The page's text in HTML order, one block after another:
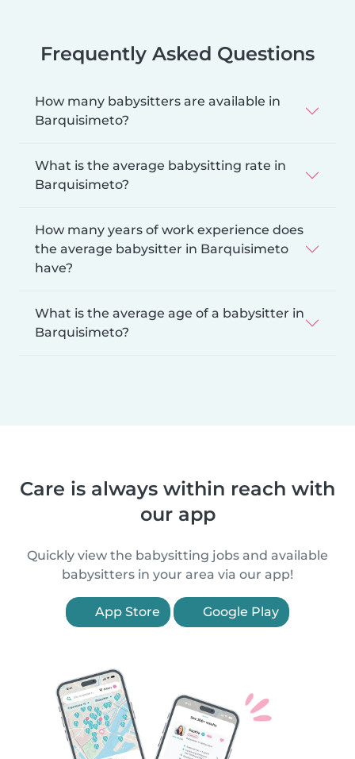
Frequently Asked Questions
How many babysitters are available in
Barquisimeto?
What is the average babysitting rate in
Barquisimeto?
How many years of work experience does
the average babysitter in Barquisimeto
have?
What is the average age of a babysitter in
Barquisimeto?
Care is always within reach with
our app
Quickly view the babysitting jobs and available
babysitters in your area via our app!
App Store Google Play